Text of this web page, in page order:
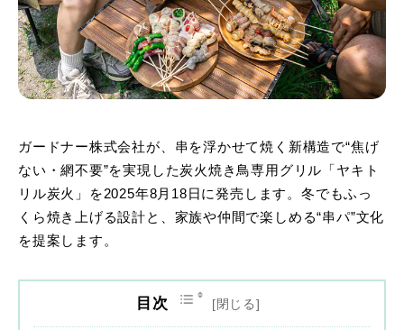
ガードナー株式会社が、串を浮かせて焼く新構造で“焦げ
ない・網不要”を実現した炭火焼き鳥専用グリル「ヤキト
リル炭火」を2025年8月18日に発売します。冬でもふっ
くら焼き上げる設計と、家族や仲間で楽しめる“串パ”文化
を提案します。
目次